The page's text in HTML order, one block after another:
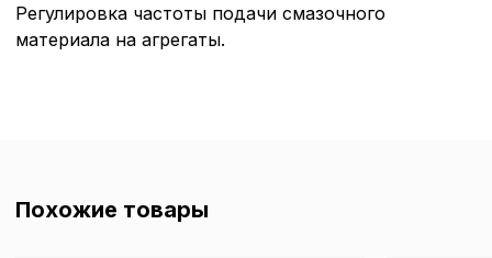
Регулировка частоты подачи смазочного
материала на агрегаты.
Похожие товары